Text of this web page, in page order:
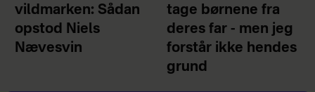
vildmarken: Sådan
opstod Niels
Nævesvin
tage børnene fra
deres far - men jeg
forstår ikke hendes
grund